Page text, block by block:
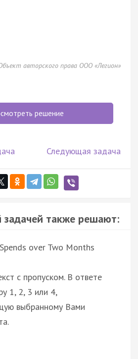
авторского права ООО «Легион»
решение
Следующая задача
задачей также решают:
over Two Months
с пропуском. В ответе
1, 2, 3 или 4,
выбранному Вами